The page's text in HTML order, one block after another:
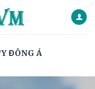
ĐÔNG Á